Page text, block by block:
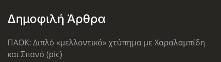
Δημοφιλή Άρθρα
ΠΑΟΚ: Διπλό «μελλοντικό» χτύπημα με Χαραλαμπίδη
και Σπανό (pic)